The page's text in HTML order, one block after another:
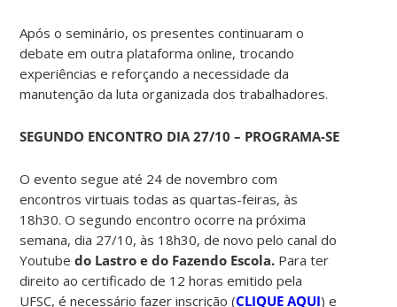
Após o seminário, os presentes continuaram o
debate em outra plataforma online, trocando
experiências e reforçando a necessidade da
manutenção da luta organizada dos trabalhadores.
SEGUNDO ENCONTRO DIA 27/10 – PROGRAMA-SE
O evento segue até 24 de novembro com
encontros virtuais todas as quartas-feiras, às
18h30. O segundo encontro ocorre na próxima
semana, dia 27/10, às 18h30, de novo pelo canal do
Youtubedo Lastro e do Fazendo Escola. Para ter
direito ao certificado de 12 horas emitido pela
UFSC, é necessário fazer inscrição (CLIQUE AQUI) e